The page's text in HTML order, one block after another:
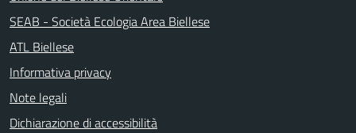
SEAB - Società Ecologia Area Biellese
ATL Biellese
Informativa privacy
Note legali
Dichiarazione di accessibilità